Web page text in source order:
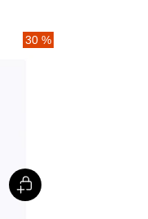
30 %